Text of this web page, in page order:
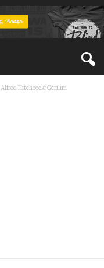
Alfred Hitchcock: Gerilim